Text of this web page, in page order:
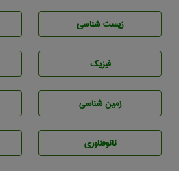
زيست شناسی
فیزیک
زمين شناسی
نانوفناوری